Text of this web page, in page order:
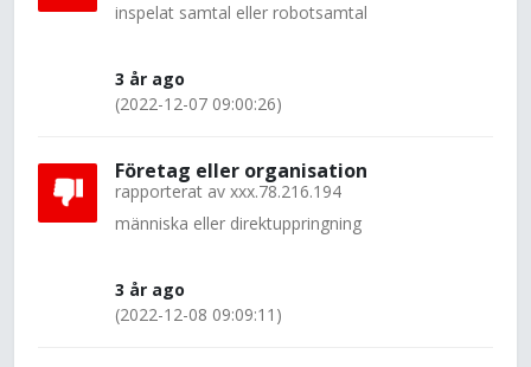
inspelat samtal eller robotsamtal
3 år ago
(2022-12-07 09:00:26)
Företag eller organisation
rapporterat av xxx.78.216.194
människa eller direktuppringning
3 år ago
(2022-12-08 09:09:11)